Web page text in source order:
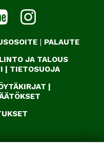
PALAUTE
JA TALOUS
TIETOSUOJA